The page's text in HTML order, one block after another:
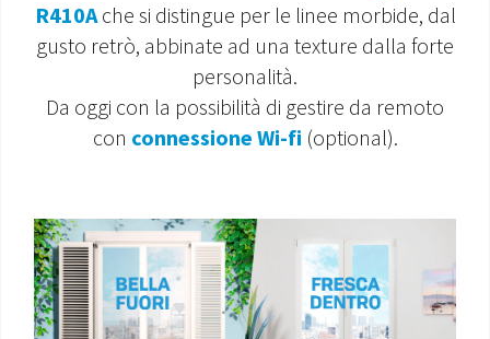
CONTATTI
INCENTIVI E DETRAZIONI
CENTRI ASSISTENZA E RICAMBI
AREA DOWNLOAD
R410A che si distingue per le linee morbide, dal
gusto retrò, abbinate ad una texture dalla forte
personalità.
Da oggi con la possibilità di gestire da remoto
con connessione Wi-fi (optional).